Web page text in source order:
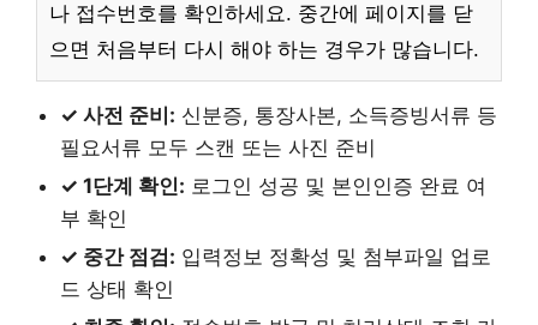
나 접수번호를 확인하세요. 중간에 페이지를 닫
으면 처음부터 다시 해야 하는 경우가 많습니다.
✓ 사전 준비: 신분증, 통장사본, 소득증빙서류 등
필요서류 모두 스캔 또는 사진 준비
✓ 1단계 확인: 로그인 성공 및 본인인증 완료 여
부 확인
✓ 중간 점검: 입력정보 정확성 및 첨부파일 업로
드 상태 확인